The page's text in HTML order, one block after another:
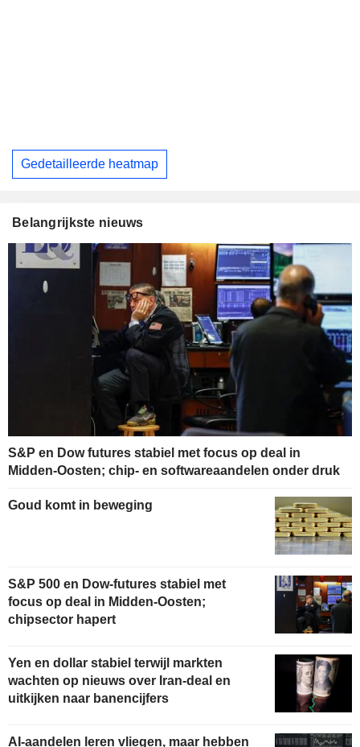
Gedetailleerde heatmap
Belangrijkste nieuws
S&P en Dow futures stabiel met focus op deal in
Midden-Oosten; chip- en softwareaandelen onder druk
Goud komt in beweging
S&P 500 en Dow-futures stabiel met
focus op deal in Midden-Oosten;
chipsector hapert
Yen en dollar stabiel terwijl markten
wachten op nieuws over Iran-deal en
uitkijken naar banencijfers
AI-aandelen leren vliegen, maar hebben